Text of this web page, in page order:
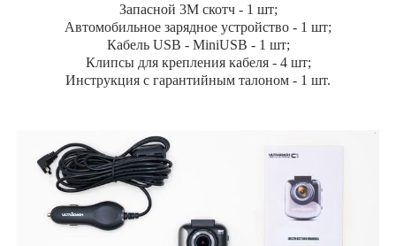
Запасной 3М скотч - 1 шт;
Автомобильное зарядное устройство - 1 шт;
Кабель USB - MiniUSB - 1 шт;
Клипсы для крепления кабеля - 4 шт;
Инструкция с гарантийным талоном - 1 шт.